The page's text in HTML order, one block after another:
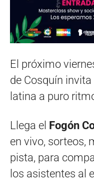
El próximo
de Cosquín
latina a puro
Llega el Fogón
en vivo, sorteos,
pista, para
los asistentes al